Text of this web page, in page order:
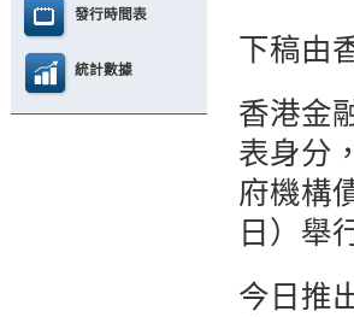
發行時間表
統計數據
下稿由
香港金
表身分
府機構
日）舉
今日推